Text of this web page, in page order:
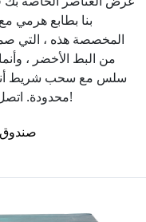
بنا بطابع هرمي
المخصصة هذه ، التي
من البط الأخضر ،
سلس مع سحب شريط
محدودة. اتصل بنا اليوم لتخصيص الصناديق الخاصة بك!